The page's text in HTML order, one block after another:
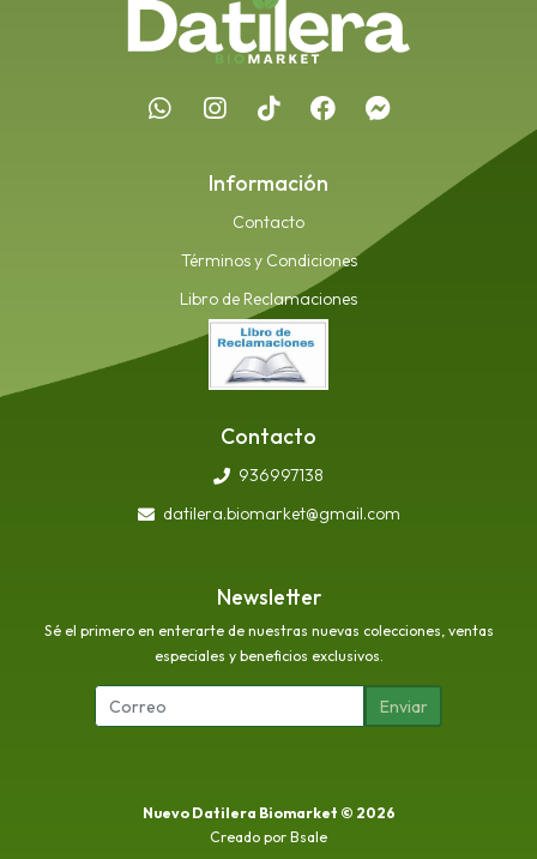
Información
Contacto
Términos y Condiciones
Libro de Reclamaciones
Contacto
936997138
datilera.biomarket@gmail.com
Newsletter
Sé el primero en enterarte de nuestras nuevas colecciones, ventas
especiales y beneficios exclusivos.
Enviar
Nuevo Datilera Biomarket © 2026
Creado por Bsale